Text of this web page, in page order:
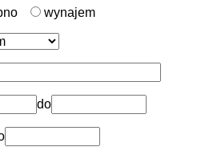
wynajem
do